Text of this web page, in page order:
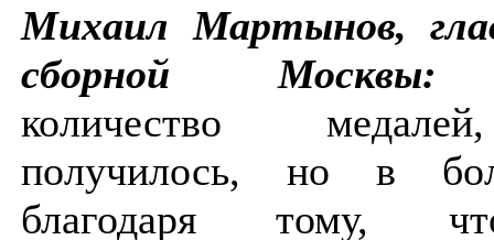
Михаил Мартынов,
сборной Москвы:
количество
получилось, но в
благодаря тому,